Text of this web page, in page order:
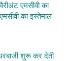
एमसीवी का
का इस्तेमाल
शुरू कर देती